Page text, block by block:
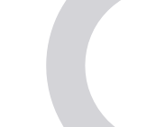
WHOIS